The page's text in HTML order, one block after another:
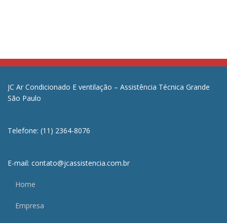
JC Ar Condicionado E ventilação – Assistência Técnica Grande
São Paulo
Telefone: (11) 2364-8076
E-mail: contato@jcassistencia.com.br
Home
Empresa